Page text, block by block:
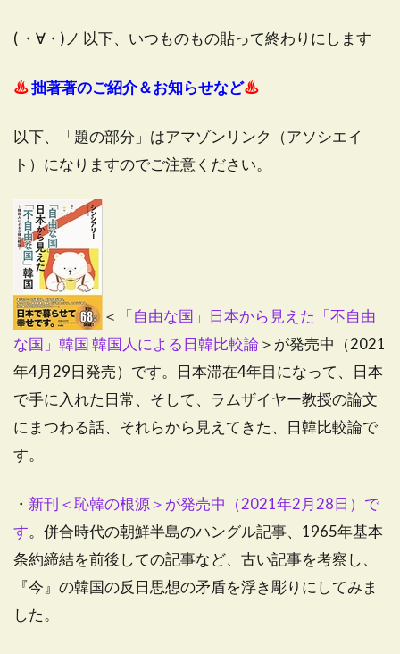
( ・∀・)ノ 以下、いつものもの貼って終わりにします
♨拙著著のご紹介＆お知らせなど♨
以下、「題の部分」はアマゾンリンク（アソシエイ
ト）になりますのでご注意ください。
＜
「自由な国」日本から見えた「不自由
な国」韓国 韓国人による日韓比較論 ＞が発売中（2021
年4月29日発売）です。日本滞在4年目になって、日本
で手に入れた日常、そして、ラムザイヤー教授の論文
にまつわる話、それらから見えてきた、日韓比較論で
す。
・ 新刊＜恥韓の根源＞が発売中（2021年2月28日）で
す。併合時代の朝鮮半島のハングル記事、1965年基本
条約締結を前後しての記事など、古い記事を考察し、
『今』の韓国の反日思想の矛盾を浮き彫りにしてみま
した。